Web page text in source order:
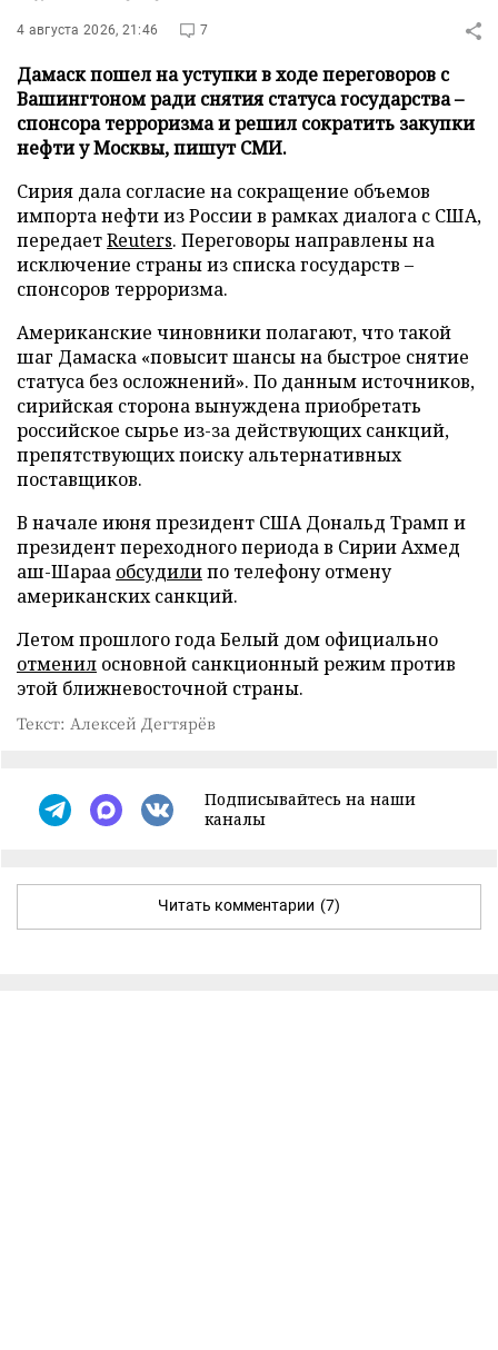
4 августа 2026, 21:46 7
Дамаск пошел на уступки в ходе переговоров с
Вашингтоном ради снятия статуса государства –
спонсора терроризма и решил сократить закупки
нефти у Москвы, пишут СМИ.
Сирия дала согласие на сокращение объемов
импорта нефти из России в рамках диалога с США,
передаетReuters. Переговоры направлены на
исключение страны из списка государств –
спонсоров терроризма.
Американские чиновники полагают, что такой
шаг Дамаска «повысит шансы на быстрое снятие
статуса без осложнений». По данным источников,
сирийская сторона вынуждена приобретать
российское сырье из-за действующих санкций,
препятствующих поиску альтернативных
поставщиков.
В начале июня президент США Дональд Трамп и
президент переходного периода в Сирии Ахмед
аш-Шараа обсудилипо телефону отмену
американских санкций.
Летом прошлого года Белый дом официально
отменил основной санкционный режим против
этой ближневосточной страны.
Текст: Алексей Дегтярёв
Подписывайтесь на наши
каналы
Читать комментарии (7)